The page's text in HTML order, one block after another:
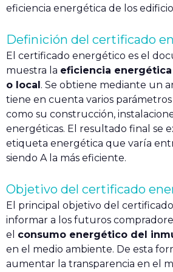
eficiencia energética de los
Definición del certificado
El certificado energético es el
muestra la eficiencia
o local. Se obtiene mediante un
tiene en cuenta varios
como su construcción,
energéticas. El resultado final se
etiqueta energética que varía
siendo A la más eficiente.
Objetivo del certificado
El principal objetivo del
informar a los futuros
el consumo energético del
en el medio ambiente. De esta
aumentar la transparencia en el